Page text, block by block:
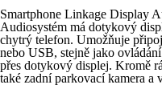
Smartphone Linkage Display
Audiosystém má dotykový
chytrý telefon. Umožňuje
nebo USB, stejně jako
přes dotykový displej. Kromě
také zadní parkovací kamera a